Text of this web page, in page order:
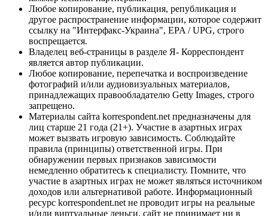
Любое копирование, публикация, републикация и
другое распространение информации, которое содержит
ссылку на "Интерфакс-Украина", EPA / UPG, строго
воспрещается.
Владелец веб-страницы в разделе Я- Корреспондент
является автор публикации.
Любое копирование, перепечатка и воспроизведение
фотографий и/или аудиовизуальных материалов,
принадлежащих правообладателю Getty Images, строго
запрещено.
Материалы сайта korrespondent.net предназначены для
лиц старше 21 года (21+). Участие в азартных играх
может вызвать игровую зависимость. Соблюдайте
правила (принципы) ответственной игры. При
обнаружении первых признаков зависимости
немедленно обратитесь к специалисту. Помните, что
участие в азартных играх не может являться источником
доходов или альтернативой работе. Информационный
ресурс korrespondent.net не проводит игры на реальные
и/или виртуальные деньги, сайт не принимает ни в